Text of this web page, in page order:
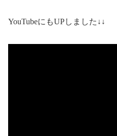
YouTubeにもUPしました↓↓